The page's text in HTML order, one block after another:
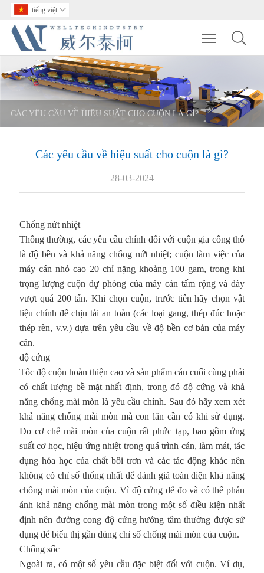
tiếng việt 
Toggle
CÁC YÊU CẦU VỀ HIỆU SUẤT CHO CUỘN LÀ GÌ?
Các yêu cầu về hiệu suất cho cuộn là gì?
28-03-2024
Chống nứt nhiệt
Thông thường, các yêu cầu chính đối với cuộn gia công thô
là độ bền và khả năng chống nứt nhiệt; cuộn làm việc của
máy cán nhỏ cao 20 chỉ nặng khoảng 100 gam, trong khi
trọng lượng cuộn dự phòng của máy cán tấm rộng và dày
vượt quá 200 tấn. Khi chọn cuộn, trước tiên hãy chọn vật
liệu chính để chịu tải an toàn (các loại gang, thép đúc hoặc
thép rèn, v.v.) dựa trên yêu cầu về độ bền cơ bản của máy
cán.
độ cứng
Tốc độ cuộn hoàn thiện cao và sản phẩm cán cuối cùng phải
có chất lượng bề mặt nhất định, trong đó độ cứng và khả
năng chống mài mòn là yêu cầu chính. Sau đó hãy xem xét
khả năng chống mài mòn mà con lăn cần có khi sử dụng.
Do cơ chế mài mòn của cuộn rất phức tạp, bao gồm ứng
suất cơ học, hiệu ứng nhiệt trong quá trình cán, làm mát, tác
dụng hóa học của chất bôi trơn và các tác động khác nên
không có chỉ số thống nhất để đánh giá toàn diện khả năng
chống mài mòn của cuộn. Vì độ cứng dễ đo và có thể phản
ánh khả năng chống mài mòn trong một số điều kiện nhất
định nên đường cong độ cứng hướng tâm thường được sử
dụng để biểu thị gần đúng chỉ số chống mài mòn của cuộn.
Chống sốc
Ngoài ra, có một số yêu cầu đặc biệt đối với cuộn. Ví dụ,